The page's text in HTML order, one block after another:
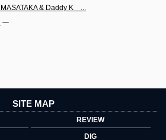
MASATAKA & Daddy K　...
SITE MAP
REVIEW
DIG